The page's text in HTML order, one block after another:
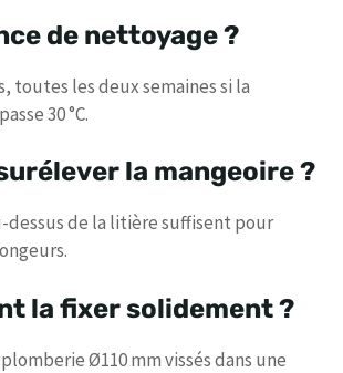
de nettoyage ?
toutes les deux semaines si la
30 °C.
la mangeoire ?
dessus de la litière suffisent pour
la fixer solidement ?
Ø110 mm vissés dans une